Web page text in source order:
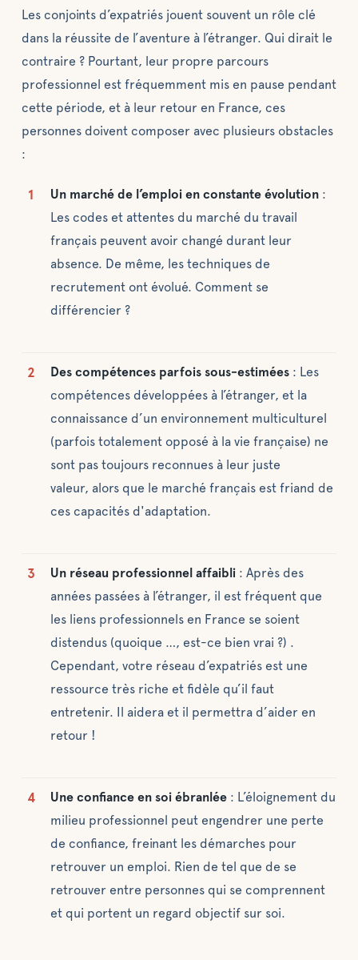
Les conjoints d’expatriés jouent souvent un rôle clé
dans la réussite de l’aventure à l’étranger. Qui dirait le
contraire ? Pourtant, leur propre parcours
professionnel est fréquemment mis en pause pendant
cette période, et à leur retour en France, ces
personnes doivent composer avec plusieurs obstacles
:
Un marché de l’emploi en constante évolution:
Les codes et attentes du marché du travail
français peuvent avoir changé durant leur
absence. De même, les techniques de
recrutement ont évolué. Comment se
différencier ?
Des compétences parfois sous-estimées: Les
compétences développées à l’étranger, et la
connaissance d’un environnement multiculturel
(parfois totalement opposé à la vie française) ne
sont pas toujours reconnues à leur juste
valeur, alors que le marché français est friand de
ces capacités d'adaptation.
Un réseau professionnel affaibli: Après des
années passées à l’étranger, il est fréquent que
les liens professionnels en France se soient
distendus (quoique …, est-ce bien vrai ?) .
Cependant, votre réseau d’expatriés est une
ressource très riche et fidèle qu’il faut
entretenir. Il aidera et il permettra d’aider en
retour !
Une confiance en soi ébranlée: L’éloignement du
milieu professionnel peut engendrer une perte
de confiance, freinant les démarches pour
retrouver un emploi. Rien de tel que de se
retrouver entre personnes qui se comprennent
et qui portent un regard objectif sur soi.